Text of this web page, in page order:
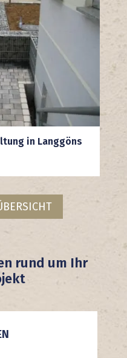
in Langgöns
rund um Ihr